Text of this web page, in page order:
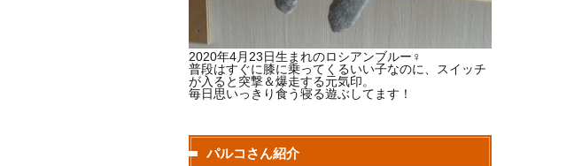
2020年4月23日生まれのロシアンブルー♀
普段はすぐに膝に乗ってくるいい子なのに、スイッチ
が入ると突撃＆爆走する元気印。
毎日思いっきり食う寝る遊ぶしてます！
パルコさん紹介